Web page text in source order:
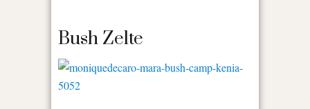
Bush Zelte